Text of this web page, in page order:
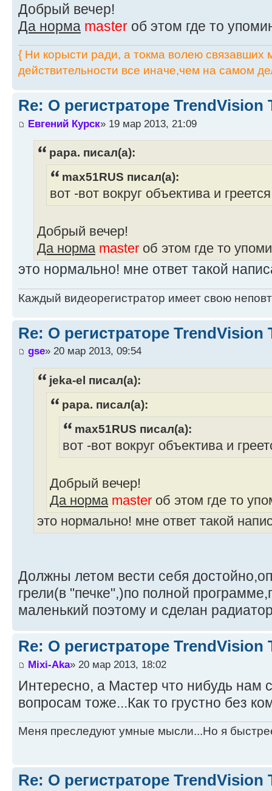
Добрый вечер!
Да норма master об этом где то
{ Ни корысти ради, а токма волею связавших
действительности все иначе,чем на самом
Re: О регистраторе TrendVision
Евгений Курск» 19 мар 2013, 21:09
papa. писал(а):
max51RUS писал(а):
вот -вот вокруг объектива и
Добрый вечер!
Да норма master об этом где то
это нормально! мне ответ такой
Каждый видеорегистратор имеет свою
Re: О регистраторе TrendVision
gse» 20 мар 2013, 09:54
jeka-el писал(а):
papa. писал(а):
max51RUS писал(а):
вот -вот вокруг объектива и
Добрый вечер!
Да норма master об этом где то
это нормально! мне ответ такой
Должны летом вести себя
грели(в "печке",)по полной
маленький поэтому и сделан
Re: О регистраторе TrendVision
Mixi-Aka» 20 мар 2013, 18:02
Интересно, а Мастер что нибудь нам
вопросам тоже...Как то грустно без
Меня преследуют умные мысли...Но я
Re: О регистраторе TrendVision